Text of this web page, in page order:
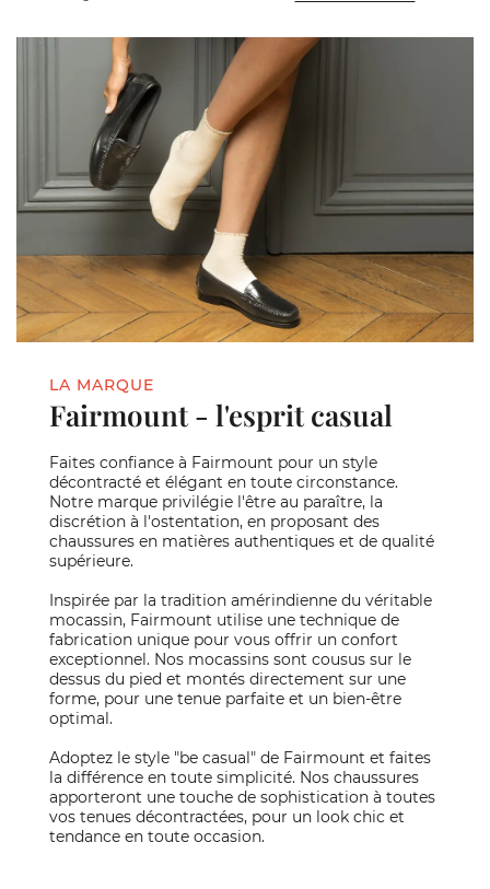
LA MARQUE
Fairmount - l'esprit casual
Faites confiance à Fairmount pour un style
décontracté et élégant en toute circonstance.
Notre marque privilégie l'être au paraître, la
discrétion à l'ostentation, en proposant des
chaussures en matières authentiques et de qualité
supérieure.
Inspirée par la tradition amérindienne du véritable
mocassin, Fairmount utilise une technique de
fabrication unique pour vous offrir un confort
exceptionnel. Nos mocassins sont cousus sur le
dessus du pied et montés directement sur une
forme, pour une tenue parfaite et un bien-être
optimal.
Adoptez le style "be casual" de Fairmount et faites
la différence en toute simplicité. Nos chaussures
apporteront une touche de sophistication à toutes
vos tenues décontractées, pour un look chic et
tendance en toute occasion.